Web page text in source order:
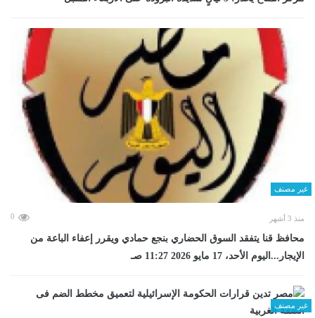
غير مصنف
منذ 3 أشهر 0
محافظ قنا يتفقد السوق الحضاري بنجع حمادي ويقرر إعفاء الباعة من
الإيجار...اليوم الأحد، 17 مايو 2026 11:27 صـ
غير مصنف